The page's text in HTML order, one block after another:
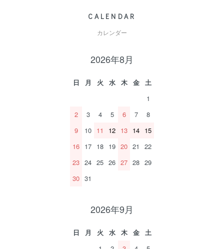
CALENDAR
カレンダー
2026年8月
日 月 火 水 木 金
土
1
2
3 4 5 6 7
8
9
10 11 12 13 14 15
16 17 18 19 20 21
22
23 24 25 26 27 28 29
30 31
2026年9月
日 月 火 水 木 金
土